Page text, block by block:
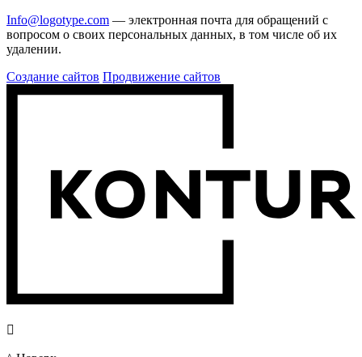
Info@logotype.com — электронная почта для обращений с
вопросом о своих персональных данных, в том числе об их
удалении.
Создание сайтов Продвижение сайтов
